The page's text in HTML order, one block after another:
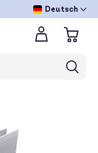
Deutsch